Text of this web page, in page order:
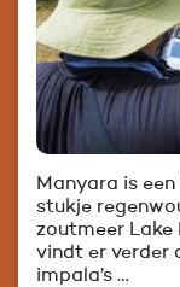
Manyara is
stukje
zoutmeer Lake
vindt er verder
impala’s …